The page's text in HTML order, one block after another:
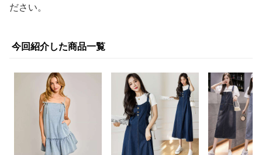
ださい。
今回紹介した商品一覧